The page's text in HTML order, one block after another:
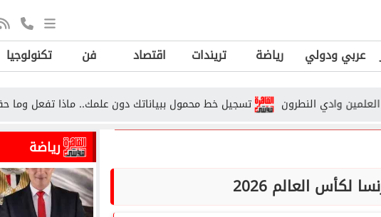
عربي ودولي رياضة تريندات اقتصاد فن تكنولوجيا
تسجيل خط محمول ببياناتك دون علمك.. ماذا تفعل وما حقوقك؟
العالم 2026
رياضة